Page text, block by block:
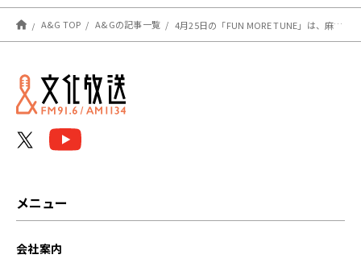
A&G TOP A&Gの記事一覧 4月25日の「FUN MORE TUNE」は、麻倉ももさんがゲストに生登場！高橋李依さんからのコメントもOA！
メニュー
会社案内